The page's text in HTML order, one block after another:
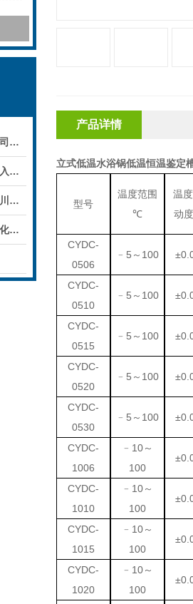
陕西铎鑫环境检测技术有限公司采购我司全自动液液萃取仪
川一仪器高温喷雾干燥机成功入驻鄱阳职业学院，助力职业教育实训平台升级
中国农业科学院烟草研究采购川一仪器喷雾干燥机
恭喜安徽建筑大学采购我司光化学反应仪
产品详情
立式低温水浴锅低温恒温鉴定
型号
温度范围
℃
温
动度
CYDC-
0506
﹣ 5～100
CYDC-
0510
﹣ 5～100
CYDC-
0515
﹣ 5～100
CYDC-
0520
﹣ 5～100
CYDC-
0530
﹣ 5～100
CYDC-
1006
﹣ 10～
100
CYDC-
1010
﹣ 10～
100
CYDC-
1015
﹣ 10～
100
CYDC-
1020
﹣ 10～
100